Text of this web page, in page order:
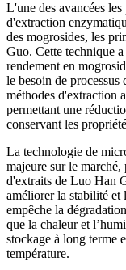
L'une des avancées
d'extraction
des mogrosides, les
Guo. Cette technique
rendement en
le besoin de
méthodes d'extraction
permettant une
conservant les
La technologie de
majeure sur le
d'extraits de Luo Han
améliorer la stabilité et
empêche la
que la chaleur et
stockage à long terme
température.